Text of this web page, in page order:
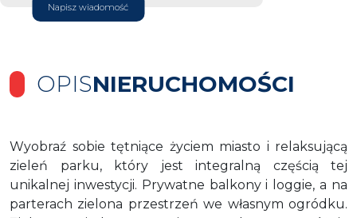
Napisz wiadomość
OPISNIERUCHOMOŚCI
Wyobraź sobie tętniące życiem miasto i relaksującą
zieleń parku, który jest integralną częścią tej
unikalnej inwestycji. Prywatne balkony i loggie, a na
parterach zielona przestrzeń we własnym ogródku.